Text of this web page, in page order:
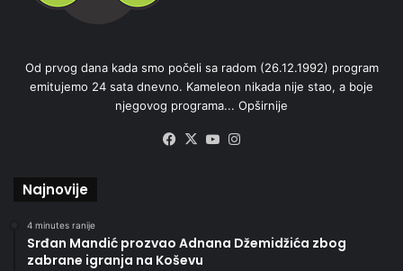
Od prvog dana kada smo počeli sa radom (26.12.1992) program
emitujemo 24 sata dnevno. Kameleon nikada nije stao, a boje
njegovog programa... Opširnije
Facebook
X YouTube
Najnovije
4 minutes ranije
Srđan Mandić prozvao Adnana Džemidžića zbog
zabrane igranja na Koševu